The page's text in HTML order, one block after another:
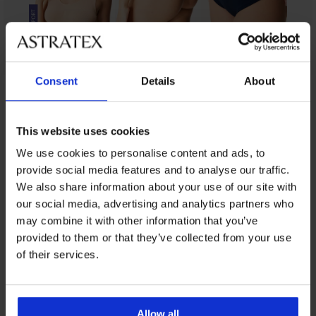
Consent Details About
This website uses cookies
We use cookies to personalise content and ads, to
provide social media features and to analyse our traffic.
We also share information about your use of our site with
our social media, advertising and analytics partners who
may combine it with other information that you’ve
provided to them or that they’ve collected from your use
of their services.
3+1 БЕЗПЛАТНО
4,6
3+1 БЕЗПЛАТНО
4,8
3+1 БЕЗПЛАТНО
Класически
бикини
3+1 БЕЗПЛАТНО
5
Бикини
Classy
класически
дишащи
3+1 БЕЗПЛАТНО
5
Бикини
Monica
3+1 БЕЗПЛАТНО
4,9
3+1 БЕЗПЛАТНО
Класически
по-
3+1 БЕЗПЛАТНО
4,9
Класически
бикини
От същата колекция